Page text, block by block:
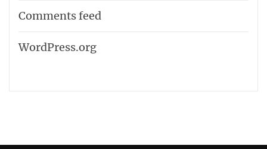
Comments feed
WordPress.org